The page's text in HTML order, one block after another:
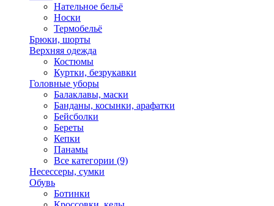
Нательное бельё
Носки
Термобельё
Брюки, шорты
Верхняя одежда
Костюмы
Куртки, безрукавки
Головные уборы
Балаклавы, маски
Банданы, косынки, арафатки
Бейсболки
Береты
Кепки
Панамы
Все категории (9)
Несессеры, сумки
Обувь
Ботинки